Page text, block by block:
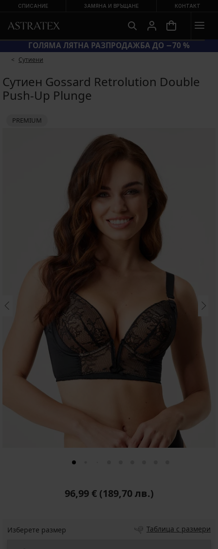
СПИСАНИЕ ЗАМЯНА И ВРЪЩАНЕ КОНТАКТ
ГОЛЯМА ЛЯТНА РАЗПРОДАЖБА ДО −70 %
Сутиени
Сутиен Gossard Retrolution Double
Push-Up Plunge
PREMIUM
96,99 € (189,70 лв.)
Изберете размер Таблица с размери